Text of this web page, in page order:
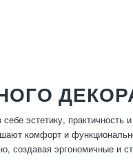
эстетику,
комфорт и
эргономичные и